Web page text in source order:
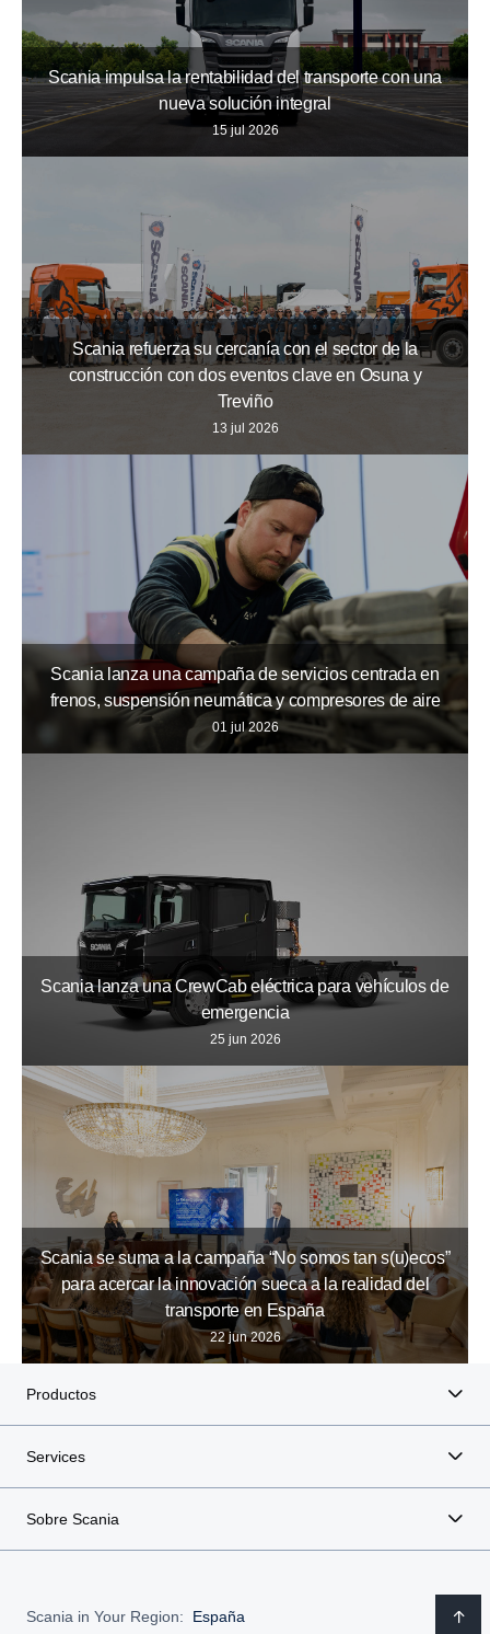
Scania impulsa la rentabilidad del transporte con una
nueva solución integral
15 jul 2026
Scania refuerza su cercanía con el sector de la
construcción con dos eventos clave en Osuna y
Treviño
13 jul 2026
Scania lanza una campaña de servicios centrada en
frenos, suspensión neumática y compresores de aire
01 jul 2026
Scania lanza una CrewCab eléctrica para vehículos de
emergencia
25 jun 2026
Scania se suma a la campaña “No somos tan s(u)ecos”
para acercar la innovación sueca a la realidad del
transporte en España
22 jun 2026
Productos
Services
Sobre Scania
Scania in Your Region: España